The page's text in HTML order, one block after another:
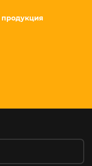
продукция